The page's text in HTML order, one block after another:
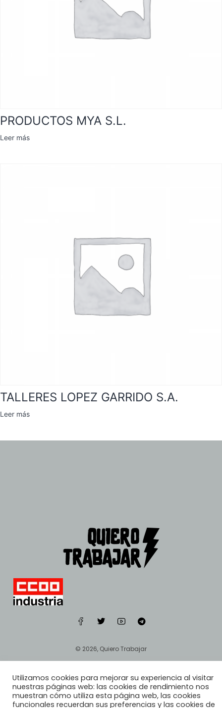
PRODUCTOS MYA S.L.
Leer más
TALLERES LOPEZ GARRIDO S.A.
Leer más
© 2026, Quiero Trabajar
Utilizamos cookies para mejorar su experiencia al visitar
nuestras páginas web: las cookies de rendimiento nos
muestran cómo utiliza esta página web, las cookies
funcionales recuerdan sus preferencias y las cookies de